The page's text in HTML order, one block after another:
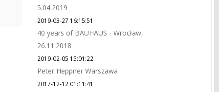
5.04.2019
2019-03-27 16:15:51
40 years of BAUHAUS - Wrocław,
26.11.2018
2019-02-05 15:01:22
Peter Heppner Warszawa
2017-12-12 01:11:41